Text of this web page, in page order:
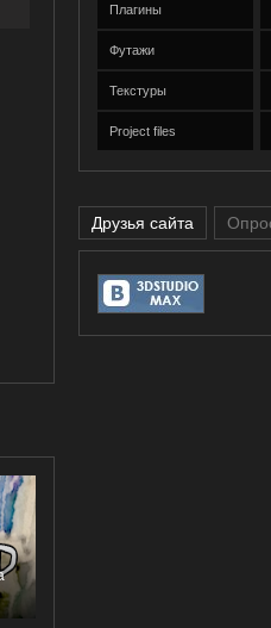
Плагины
Футажи
Текстуры
Project files
Друзья сайта